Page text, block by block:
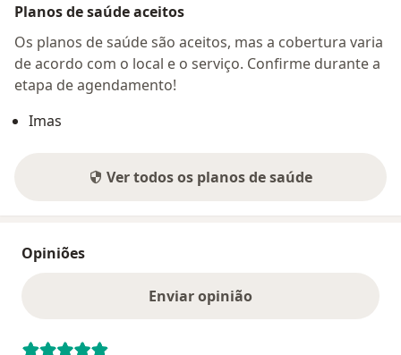
Planos de saúde aceitos
Os planos de saúde são aceitos, mas a cobertura varia
de acordo com o local e o serviço. Confirme durante a
etapa de agendamento!
Imas
Ver todos os planos de saúde
Opiniões
Enviar opinião